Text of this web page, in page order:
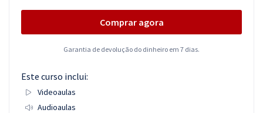
Comprar agora
Garantia de devolução do dinheiro em 7 dias.
Este curso inclui:
Videoaulas
Audioaulas